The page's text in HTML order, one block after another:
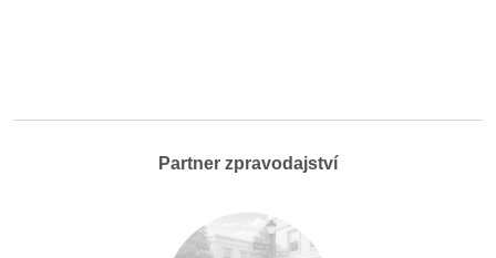
Partner zpravodajství